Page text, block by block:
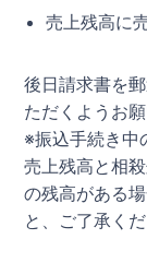
売上残高に
後日請求書を
ただくようお
※振込手続き中
売上残高と相
の残高がある
と、ご了承くだ